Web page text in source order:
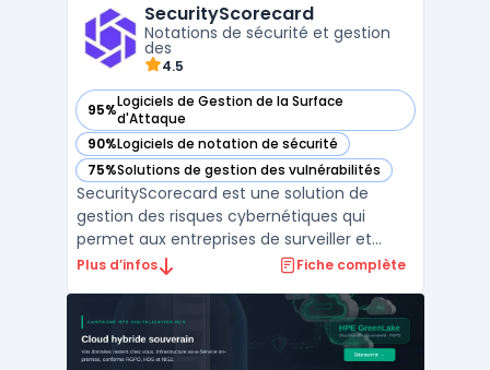
des tiers, de l'intégration initiale jusqu'à l ...
SecurityScorecard
Notations de sécurité et gestion
des
4.5
95%Logiciels de Gestion de la Surface
d'Attaque
— voir SecurityScorecard dans cette catégorie
90%Logiciels de notation de sécurité
— voir SecurityScorecard dans cette catégorie
75%Solutions de gestion des vulnérabilités
— voir SecurityScorecard dans cette catégorie
SecurityScorecard est une solution de
gestion des risques cybernétiques qui
permet aux entreprises de surveiller et
d’améliorer leur posture de sécurité. En
posés par les fournisseurs et les sous-
traitants à travers un système de notation
A-F, la plateforme aid ...
Plus d’infos Fiche complète